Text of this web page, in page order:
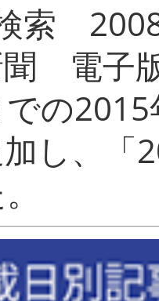
索
電子
の
し、「
し